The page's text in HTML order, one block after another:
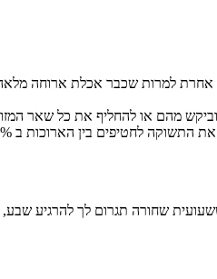
למרות שכבר אכלת ארוחה מלאה?
28% א דיווחו כי הרגישו מלאים במשך חמש שעות לאחר מכן.
שחורה תגרום לך להרגיע